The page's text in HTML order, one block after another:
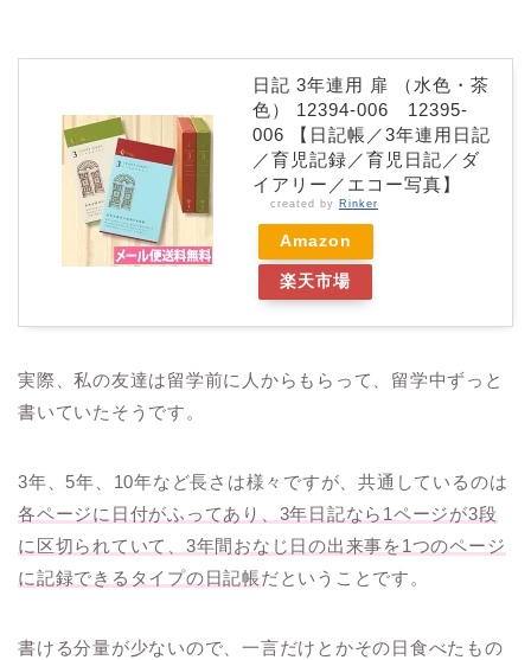
日記 3年連用 扉 （水色・茶
色） 12394-006 12395-
006 【日記帳／3年連用日記
／育児記録／育児日記／ダ
イアリー／エコー写真】
created by Rinker
Amazon
楽天市場
実際、私の友達は留学前に人からもらって、留学中ずっと
書いていたそうです。
3年、5年、10年など長さは様々ですが、共通しているのは
各ページに日付がふってあり、3年日記なら1ページが3段
に区切られていて、3年間おなじ日の出来事を1つのページ
に記録できるタイプの日記帳だということです。
書ける分量が少ないので、一言だけとかその日食べたもの